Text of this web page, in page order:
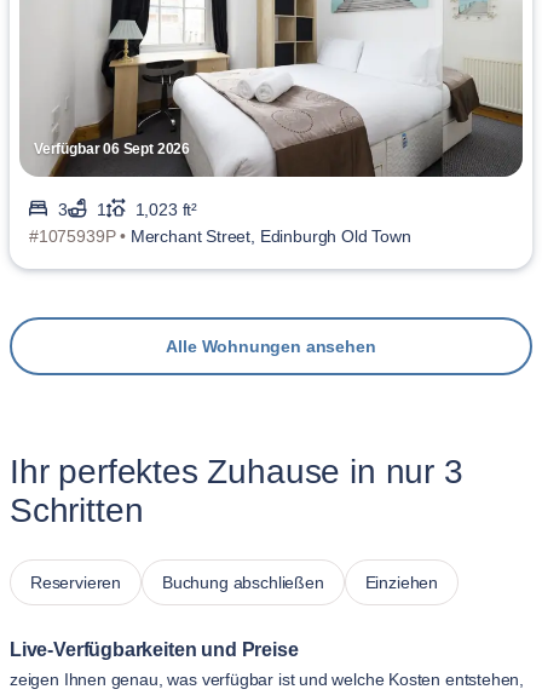
Verfügbar 06 Sept 2026
3 1
1,023 ft²
#1075939P • Merchant Street, Edinburgh Old Town
Alle Wohnungen ansehen
Ihr perfektes Zuhause in nur 3
Schritten
Reservieren Buchung abschließen Einziehen
Live-Verfügbarkeiten und Preise
zeigen Ihnen genau, was verfügbar ist und welche Kosten entstehen,